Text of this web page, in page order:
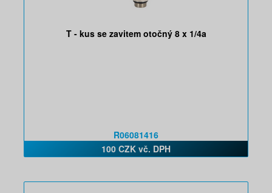
T - kus se zavitem otočný 8 x 1/4a
R06081416
100 CZK vč. DPH